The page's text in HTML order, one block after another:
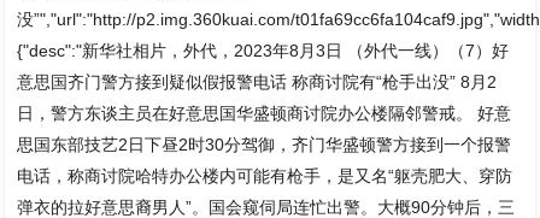
没”","url":"http://p2.img.360kuai.com/
{"desc":"新华社相片，外代，2023年8月3日 （外代一线）（7）好
意思国齐门警方接到疑似假报警电话 称商讨院有“枪手出没” 8月2
日，警方东谈主员在好意思国华盛顿商讨院办公楼隔邻警戒。 好意
思国东部技艺2日下昼2时30分驾御，齐门华盛顿警方接到一个报警
电话，称商讨院哈特办公楼内可能有枪手，是又名“躯壳肥大、穿防
弹衣的拉好意思裔男人”。国会窥伺局连忙出警。大概90分钟后，三